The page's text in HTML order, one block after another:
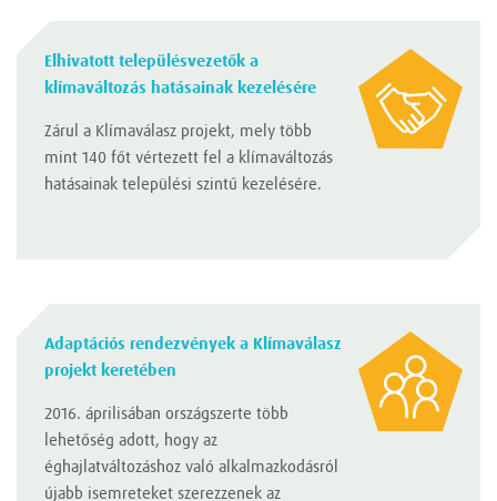
Elhivatott településvezetők a
klímaváltozás hatásainak kezelésére
Zárul a Klímaválasz projekt, mely több
mint 140 főt vértezett fel a klímaváltozás
hatásainak települési szintű kezelésére.
Adaptációs rendezvények a Klímaválasz
projekt keretében
2016. áprilisában országszerte több
lehetőség adott, hogy az
éghajlatváltozáshoz való alkalmazkodásról
újabb isemreteket szerezzenek az